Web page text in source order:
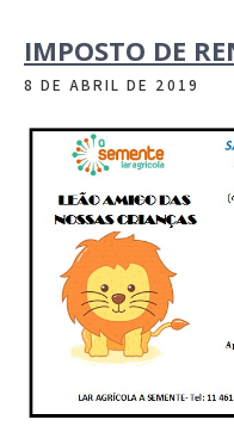
IMPOSTO DE
8 DE ABRIL DE 2019